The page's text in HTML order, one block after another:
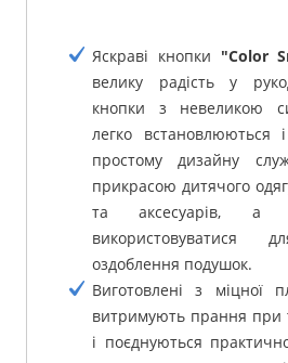
Яскраві кнопки "Color
велику радість у
кнопки з невеликою
легко встановлюються
простому дизайну
прикрасою дитячого
та аксесуарів, а
використовуватися
оздоблення подушок.
Виготовлені з міцної
витримують прання при
і поєднуються